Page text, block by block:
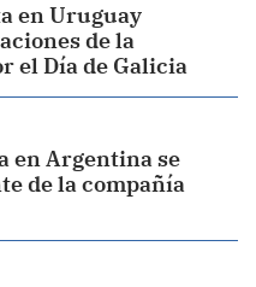
en Uruguay
de la
el Día de Galicia
en Argentina se
de la compañía